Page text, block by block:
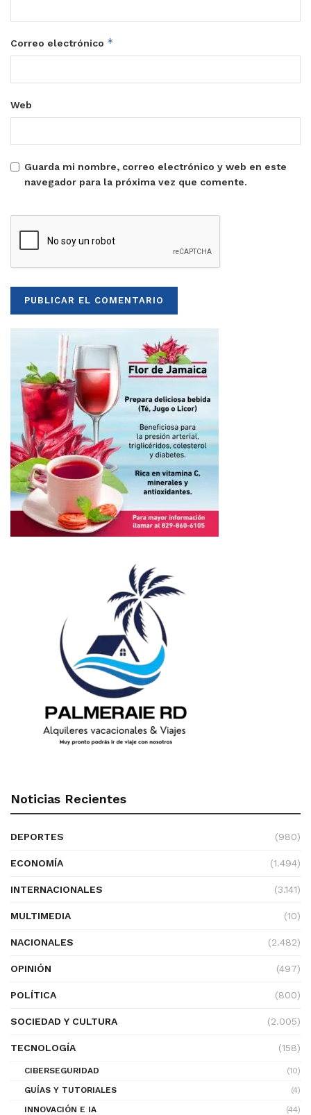
Correo electrónico *
Web
Guarda mi nombre, correo electrónico y web en este
navegador para la próxima vez que comente.
Noticias Recientes
DEPORTES (980)
ECONOMÍA (1.494)
INTERNACIONALES (3.141)
MULTIMEDIA (10)
NACIONALES (2.482)
OPINIÓN (497)
POLÍTICA (800)
SOCIEDAD Y CULTURA (2.005)
TECNOLOGÍA (158)
CIBERSEGURIDAD
(10)
GUÍAS Y TUTORIALES
(4)
INNOVACIÓN E IA
(44)